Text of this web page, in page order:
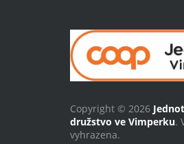
Copyright © 2026
družstvo ve Vimperku.
vyhrazena.